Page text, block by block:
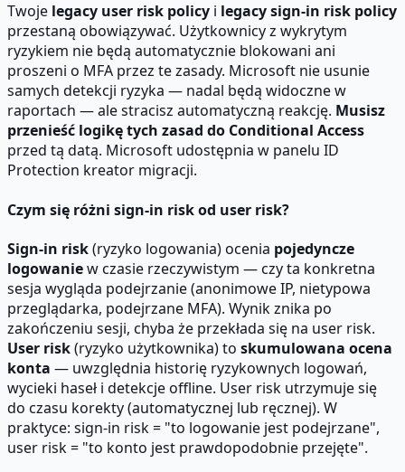
Twoje legacy user risk policy i legacy sign-in risk policy
przestaną obowiązywać. Użytkownicy z wykrytym
ryzykiem nie będą automatycznie blokowani ani
proszeni o MFA przez te zasady. Microsoft nie usunie
samych detekcji ryzyka — nadal będą widoczne w
raportach — ale stracisz automatyczną reakcję. Musisz
przenieść logikę tych zasad do Conditional Access
przed tą datą. Microsoft udostępnia w panelu ID
Protection kreator migracji.
Czym się różni sign-in risk od user risk?
Sign-in risk(ryzyko logowania) ocenia pojedyncze
logowaniew czasie rzeczywistym — czy ta konkretna
sesja wygląda podejrzanie (anonimowe IP, nietypowa
przeglądarka, podejrzane MFA). Wynik znika po
zakończeniu sesji, chyba że przekłada się na user risk.
User risk(ryzyko użytkownika) to skumulowana ocena
konta — uwzględnia historię ryzykownych logowań,
wycieki haseł i detekcje offline. User risk utrzymuje się
do czasu korekty (automatycznej lub ręcznej). W
praktyce: sign-in risk = "to logowanie jest podejrzane",
user risk = "to konto jest prawdopodobnie przejęte".